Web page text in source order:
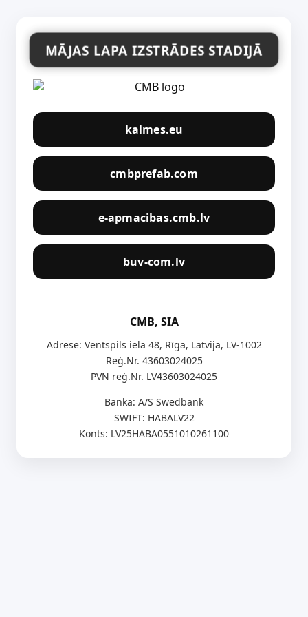
MĀJAS LAPA IZSTRĀDES STADIJĀ
kalmes.eu
cmbprefab.com
e-apmacibas.cmb.lv
buv-com.lv
CMB, SIA
Adrese: Ventspils iela 48, Rīga, Latvija, LV-1002
Reģ.Nr. 43603024025
PVN reģ.Nr. LV43603024025
Banka: A/S Swedbank
SWIFT: HABALV22
Konts: LV25HABA0551010261100